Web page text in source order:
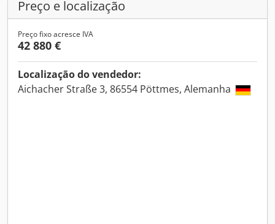
Preço e localização
Preço fixo acresce IVA
42 880 €
Localização do vendedor:
Aichacher Straße 3, 86554 Pöttmes, Alemanha